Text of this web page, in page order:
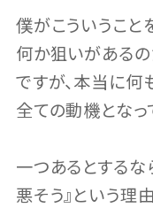
僕がこういうこと
何か狙いがあるの
ですが、本当に何
全ての動機となっ
一つあるとするな
悪そう』という理